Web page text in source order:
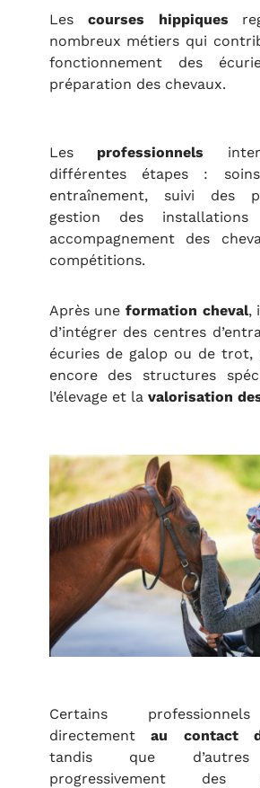
Les courses hippiques
nombreux métiers qui
fonctionnement des
préparation des chevaux.
Les professionnels
différentes étapes :
entraînement, suivi des
gestion des
accompagnement des
compétitions.
Après une formation cheval,
d’intégrer des centres
écuries de galop ou de trot,
encore des structures
l’élevage et la valorisation
Certains
directementau contact
tandis que d’autres
progressivement